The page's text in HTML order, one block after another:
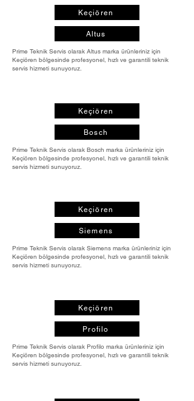
Keçiören
Altus
Prime Teknik Servis olarak Altus marka ürünleriniz için
Keçiören bölgesinde profesyonel, hızlı ve garantili teknik
servis hizmeti sunuyoruz.
Keçiören
Bosch
Prime Teknik Servis olarak Bosch marka ürünleriniz için
Keçiören bölgesinde profesyonel, hızlı ve garantili teknik
servis hizmeti sunuyoruz.
Keçiören
Siemens
Prime Teknik Servis olarak Siemens marka ürünleriniz için
Keçiören bölgesinde profesyonel, hızlı ve garantili teknik
servis hizmeti sunuyoruz.
Keçiören
Profilo
Prime Teknik Servis olarak Profilo marka ürünleriniz için
Keçiören bölgesinde profesyonel, hızlı ve garantili teknik
servis hizmeti sunuyoruz.